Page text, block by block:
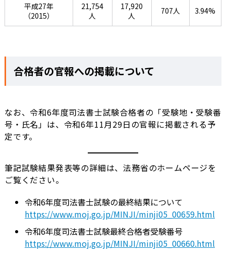
平成27年
（2015）
21,754
人
17,920
人
707人 3.94%
合格者の官報への掲載について
なお、令和6年度司法書士試験合格者の「受験地・受験番
号・氏名」は、令和6年11月29日の官報に掲載される予
定です。
筆記試験結果発表等の詳細は、法務省のホームページを
ご覧ください。
令和6年度司法書士試験の最終結果について
https://www.moj.go.jp/MINJI/minji05_00659.html
令和6年度司法書士試験最終合格者受験番号
https://www.moj.go.jp/MINJI/minji05_00660.html